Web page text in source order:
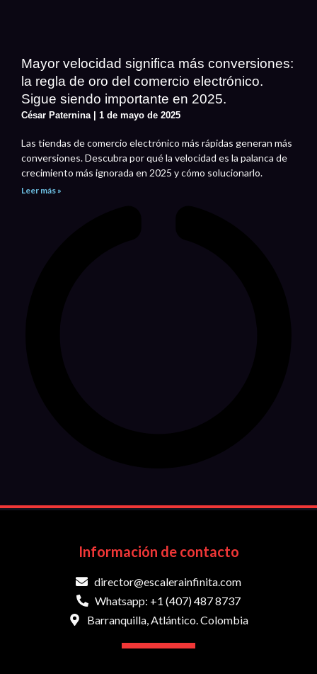
Mayor velocidad significa más conversiones:
la regla de oro del comercio electrónico.
Sigue siendo importante en 2025.
César Paternina 1 de mayo de 2025
Las tiendas de comercio electrónico más rápidas generan más
conversiones. Descubra por qué la velocidad es la palanca de
crecimiento más ignorada en 2025 y cómo solucionarlo.
Leer más »
Información de contacto
director@escalerainfinita.com
Whatsapp: +1 (407) 487 8737
Barranquilla, Atlántico. Colombia